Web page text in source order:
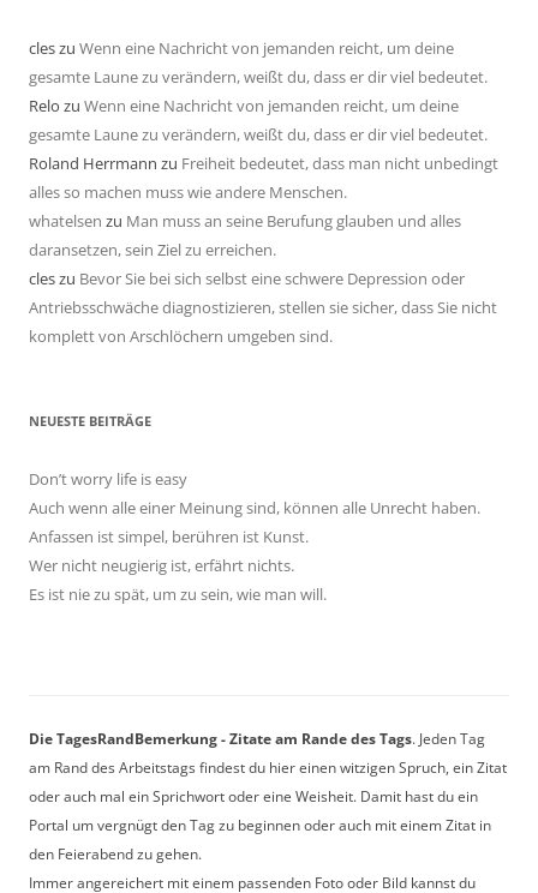
cleszu Wenn eine Nachricht von jemanden reicht, um deine
gesamte Laune zu verändern, weißt du, dass er dir viel bedeutet.
Relo zu Wenn eine Nachricht von jemanden reicht, um deine
gesamte Laune zu verändern, weißt du, dass er dir viel bedeutet.
Roland Herrmann zu Freiheit bedeutet, dass man nicht unbedingt
alles so machen muss wie andere Menschen.
whatelsen zu Man muss an seine Berufung glauben und alles
daransetzen, sein Ziel zu erreichen.
cleszu Bevor Sie bei sich selbst eine schwere Depression oder
Antriebsschwäche diagnostizieren, stellen sie sicher, dass Sie nicht
komplett von Arschlöchern umgeben sind.
NEUESTE BEITRÄGE
Don’t worry life is easy
Auch wenn alle einer Meinung sind, können alle Unrecht haben.
Anfassen ist simpel, berühren ist Kunst.
Wer nicht neugierig ist, erfährt nichts.
Es ist nie zu spät, um zu sein, wie man will.
Die TagesRandBemerkung - Zitate am Rande des Tags. Jeden Tag
am Rand des Arbeitstags findest du hier einen witzigen Spruch, ein Zitat
oder auch mal ein Sprichwort oder eine Weisheit. Damit hast du ein
Portal um vergnügt den Tag zu beginnen oder auch mit einem Zitat in
den Feierabend zu gehen.
Immer angereichert mit einem passenden Foto oder Bild kannst du